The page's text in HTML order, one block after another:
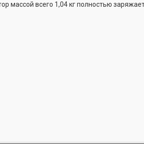
массой всего 1,04 кг полностью